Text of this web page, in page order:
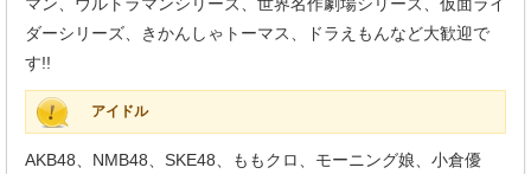
ダーシリーズ、きかんしゃトーマス、ドラえもんなど大歓迎で
す!!
アイドル
AKB48、NMB48、SKE48、ももクロ、モーニング娘、小倉優